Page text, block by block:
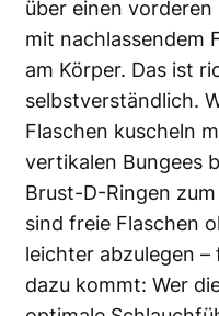
über einen
mit nachlassendem
am Körper. Das ist
selbstverständlich.
Flaschen kuscheln
vertikalen Bungees
Brust-D-Ringen
sind freie Flaschen
leichter abzulegen –
dazu kommt: Wer